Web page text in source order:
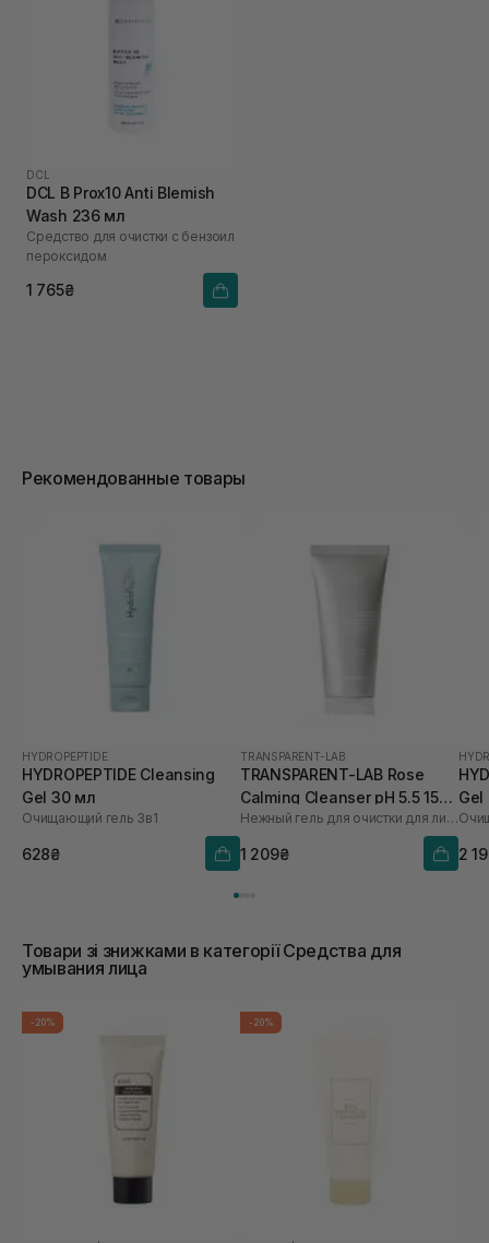
DCL
DCL B Prox10 Anti Blemish
Wash 236 мл
Средство для очистки с бензоил
пероксидом
1 765₴
Рекомендованные товары
HYDROPEPTIDE
HYDROPEPTIDE Cleansing
Gel 30 мл
Очищающий гель 3в1
628₴
TRANSPARENT-LAB
TRANSPARENT-LAB Rose
Calming Cleanser pH 5.5 150
мл
Нежный гель для очистки для лица
1 209₴
Gel
2
Товари зі знижками в категорії Средства для
умывания лица
-20% -20%